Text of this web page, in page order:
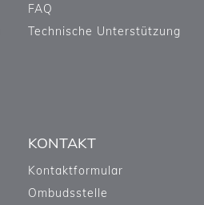
FAQ
Technische Unterstützung
KONTAKT
Kontaktformular
Ombudsstelle